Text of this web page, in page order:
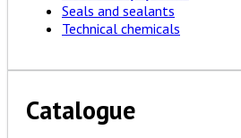
Seals and sealants
Technical chemicals
Catalogue